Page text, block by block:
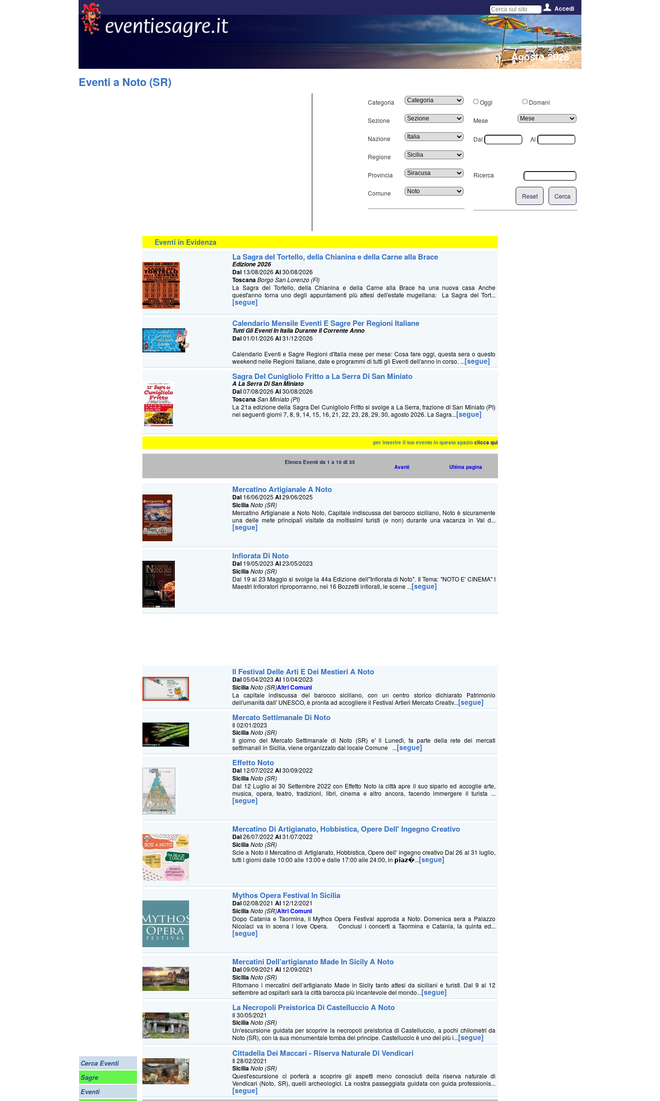
Accedi
Agosto 2026
Eventi a Noto (SR)
Cerca Eventi
Sagre
Eventi
Categoria
Sezione
Nazione
Regione
Provincia
Comune
Oggi Domani
Mese
Dal Al
Ricerca
Cerca
Reset
Eventi in Evidenza
La Sagra del Tortello, della Chianina e della Carne alla Brace
Edizione 2026
Dal 13/08/2026Al30/08/2026
ToscanaBorgo San Lorenzo (FI)
La Sagra del Tortello, della Chianina e della Carne alla Brace ha una nuova casa Anche
quest'anno torna uno degli appuntamenti più attesi dell'estate mugellana: La Sagra del Tort...
[segue]
Calendario Mensile Eventi E Sagre Per Regioni Italiane
Tutti Gli Eventi In Italia Durante Il Corrente Anno
Dal01/01/2026Al31/12/2026
Calendario Eventi e Sagre Regioni d'Italia mese per mese: Cosa fare oggi, questa sera o questo
weekend nelle Regioni Italiane, date e programmi di tutti gli Eventi dell'anno in corso. ...[segue]
Sagra Del Cunigliolo Fritto a La Serra Di San Miniato
A La Serra Di San Miniato
Dal07/08/2026Al30/08/2026
ToscanaSan Miniato (PI)
La 21a edizione della Sagra Del Cunigliolo Fritto si svolge a La Serra, frazione di San Miniato (PI)
nei seguenti giorni 7, 8, 9, 14, 15, 16, 21, 22, 23, 28, 29, 30, agosto 2026. La Sagra...[segue]
per inserire il tuo evento in questo spazio clicca qui
Elenco Eventi da 1 a 10 di 35
Avanti Ultima pagina
Mercatino Artigianale A Noto
Dal 16/06/2025Al29/06/2025
SiciliaNoto (SR)
Mercatino Artigianale a Noto Noto, Capitale indiscussa del barocco siciliano, Noto è sicuramente
una delle mete principali visitate da moltissimi turisti (e non) durante una vacanza in Val d...
[segue]
Infiorata Di Noto
Dal 19/05/2023Al23/05/2023
SiciliaNoto (SR)
Dal 19 al 23 Maggio si svolge la 44a Edizione dell"Infiorata di Noto". Il Tema: "NOTO E' CINEMA" I
Maestri Infioratori riproporranno, nei 16 Bozzetti infiorati, le scene ...[segue]
Il Festival Delle Arti E Dei Mestieri A Noto
Dal05/04/2023Al 10/04/2023
SiciliaNoto (SR)Altri Comuni
La capitale indiscussa del barocco siciliano, con un centro storico dichiarato Patrimonio
dell'umanità dall' UNESCO, è pronta ad accogliere il Festival Artieri Mercato Creativ...[segue]
Mercato Settimanale Di Noto
Il 02/01/2023
SiciliaNoto (SR)
Il giorno del Mercato Settimanale di Noto (SR) e' il Lunedì, fa parte della rete dei mercati
settimanali in Sicilia, viene organizzato dal locale Comune ...[segue]
Effetto Noto
Dal 12/07/2022Al30/09/2022
SiciliaNoto (SR)
Dal 12 Luglio al 30 Settembre 2022 con Effetto Noto la città apre il suo sipario ed accoglie arte,
musica, opera, teatro, tradizioni, libri, cinema e altro ancora, facendo immergere il turista ...
[segue]
Mercatino Di Artigianato, Hobbistica, Opere Dell' Ingegno Creativo
Dal26/07/2022Al31/07/2022
SiciliaNoto (SR)
Scie a Noto il Mercatino di Artigianato, Hobbistica, Opere dell' ingegno creativo Dal 26 al 31 luglio,
tutti i giorni dalle 10:00 alle 13:00 e dalle 17:00 alle 24:00, in 𝗽𝗶𝗮𝘇�...[segue]
Mythos Opera Festival In Sicilia
Dal02/08/2021Al 12/12/2021
SiciliaNoto (SR)Altri Comuni
Dopo Catania e Taormina, il Mythos Opera Festival approda a Noto. Domenica sera a Palazzo
Nicolaci va in scena I love Opera. Conclusi i concerti a Taormina e Catania, la quinta ed...
[segue]
Mercatini Dell’artigianato Made In Sicily A Noto
Dal09/09/2021Al 12/09/2021
SiciliaNoto (SR)
Ritornano i mercatini dell’artigianato Made in Sicily tanto attesi da siciliani e turisti. Dal 9 al 12
settembre ad ospitarli sarà la città barocca più incantevole del mondo...[segue]
La Necropoli Preistorica Di Castelluccio A Noto
Il 30/05/2021
SiciliaNoto (SR)
Un'escursione guidata per scoprire la necropoli preistorica di Castelluccio, a pochi chilometri da
Noto (SR), con la sua monumentale tomba del principe. Castelluccio è uno dei più i...[segue]
Cittadella Dei Maccari - Riserva Naturale Di Vendicari
Il 28/02/2021
SiciliaNoto (SR)
Quest'escursione ci porterà a scoprire gli aspetti meno conosciuti della riserva naturale di
Vendicari (Noto, SR), quelli archeologici. La nostra passeggiata guidata con guida professionis...
[segue]